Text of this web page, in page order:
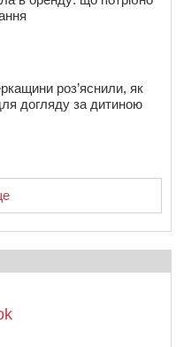
роз’яснили, як
догляду за дитиною